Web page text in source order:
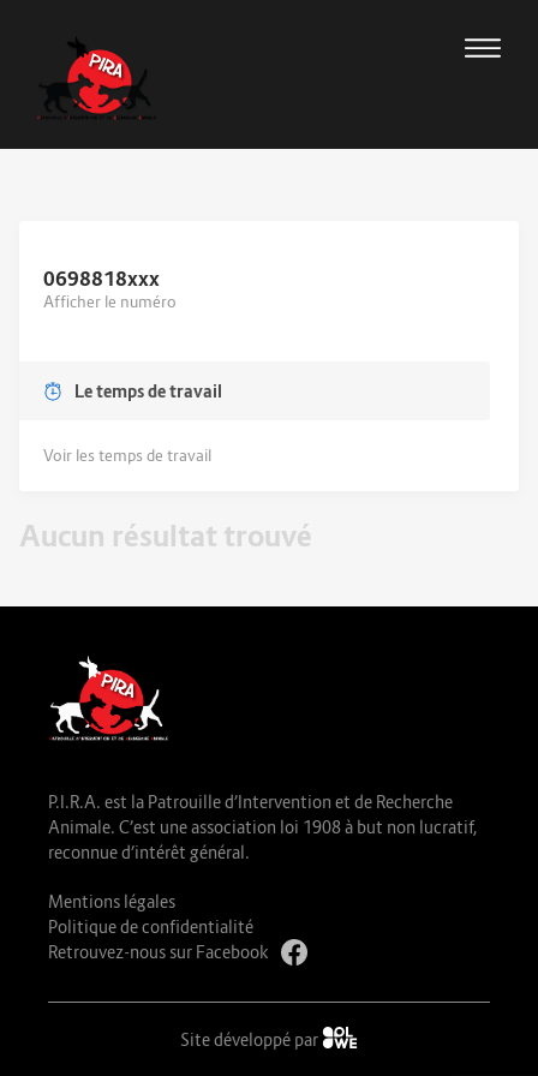
0698818xxx
Afficher le numéro
Le temps de travail
Voir les temps de travail
Aucun résultat trouvé
P.I.R.A. est la Patrouille d’Intervention et de Recherche
Animale. C’est une association loi 1908 à but non lucratif,
reconnue d’intérêt général.
Mentions légales
Politique de confidentialité
Retrouvez-nous sur Facebook
Site développé par